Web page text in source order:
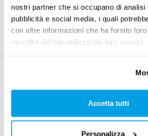
nostri partner che si occupano di analisi
pubblicità e social media, i quali
con altre informazioni che ha fornito
raccolto dal suo utilizzo dei loro servizi.
Accetta tutti
Personalizza